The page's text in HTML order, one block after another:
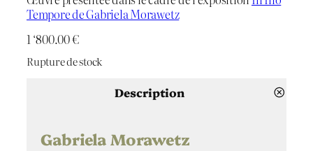
Tempore de Gabriela Morawetz
1 ‘800.00€
Rupture de stock
Description
Gabriela Morawetz